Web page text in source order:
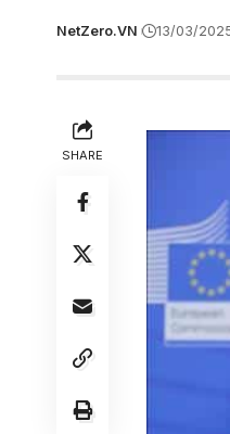
NetZero.VN 13/03/
SHARE